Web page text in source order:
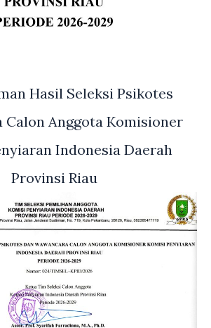
Hasil Seleksi Psikotes
Calon Anggota Komisioner
Indonesia Daerah
Provinsi Riau